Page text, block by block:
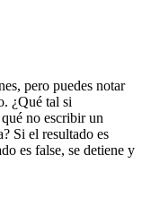
pero puedes notar
¿Qué tal si
no escribir un
Si el resultado es
es false, se detiene y